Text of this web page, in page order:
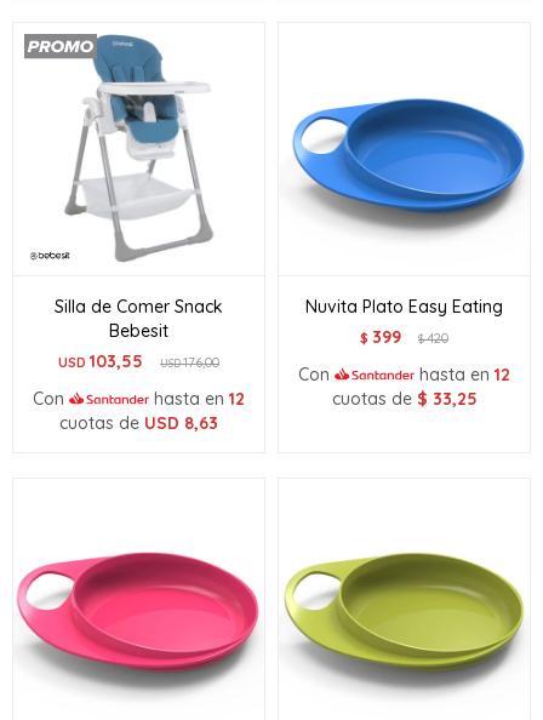
Silla de Comer Snack
Bebesit
USD 103,55 USD176,00
Con hasta en 12
cuotas de USD 8,63
Nuvita Plato Easy Eating
$ 399 $420
Con hasta en 12
cuotas de $ 33,25